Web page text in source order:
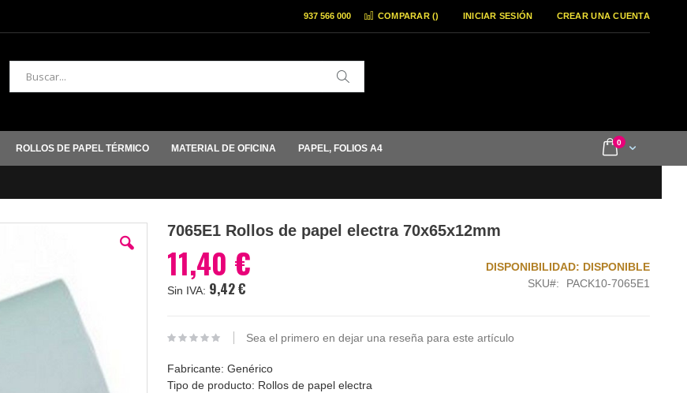
COMPARAR () INICIAR SESIÓN CREAR UNA CUENTA
937 566 000
Buscar
Cart
0items
ROLLOS DE PAPEL TÉRMICO MATERIAL DE OFICINA PAPEL, FOLIOS A4
7065E1 Rollos de papel electra 70x65x12mm
11,40 €
9,42 €
DISPONIBILIDAD: DISPONIBLE
SKU
PACK10-7065E1
Sea el primero en dejar una reseña para este artículo
Fabricante: Genérico
Tipo de producto: Rollos de papel electra